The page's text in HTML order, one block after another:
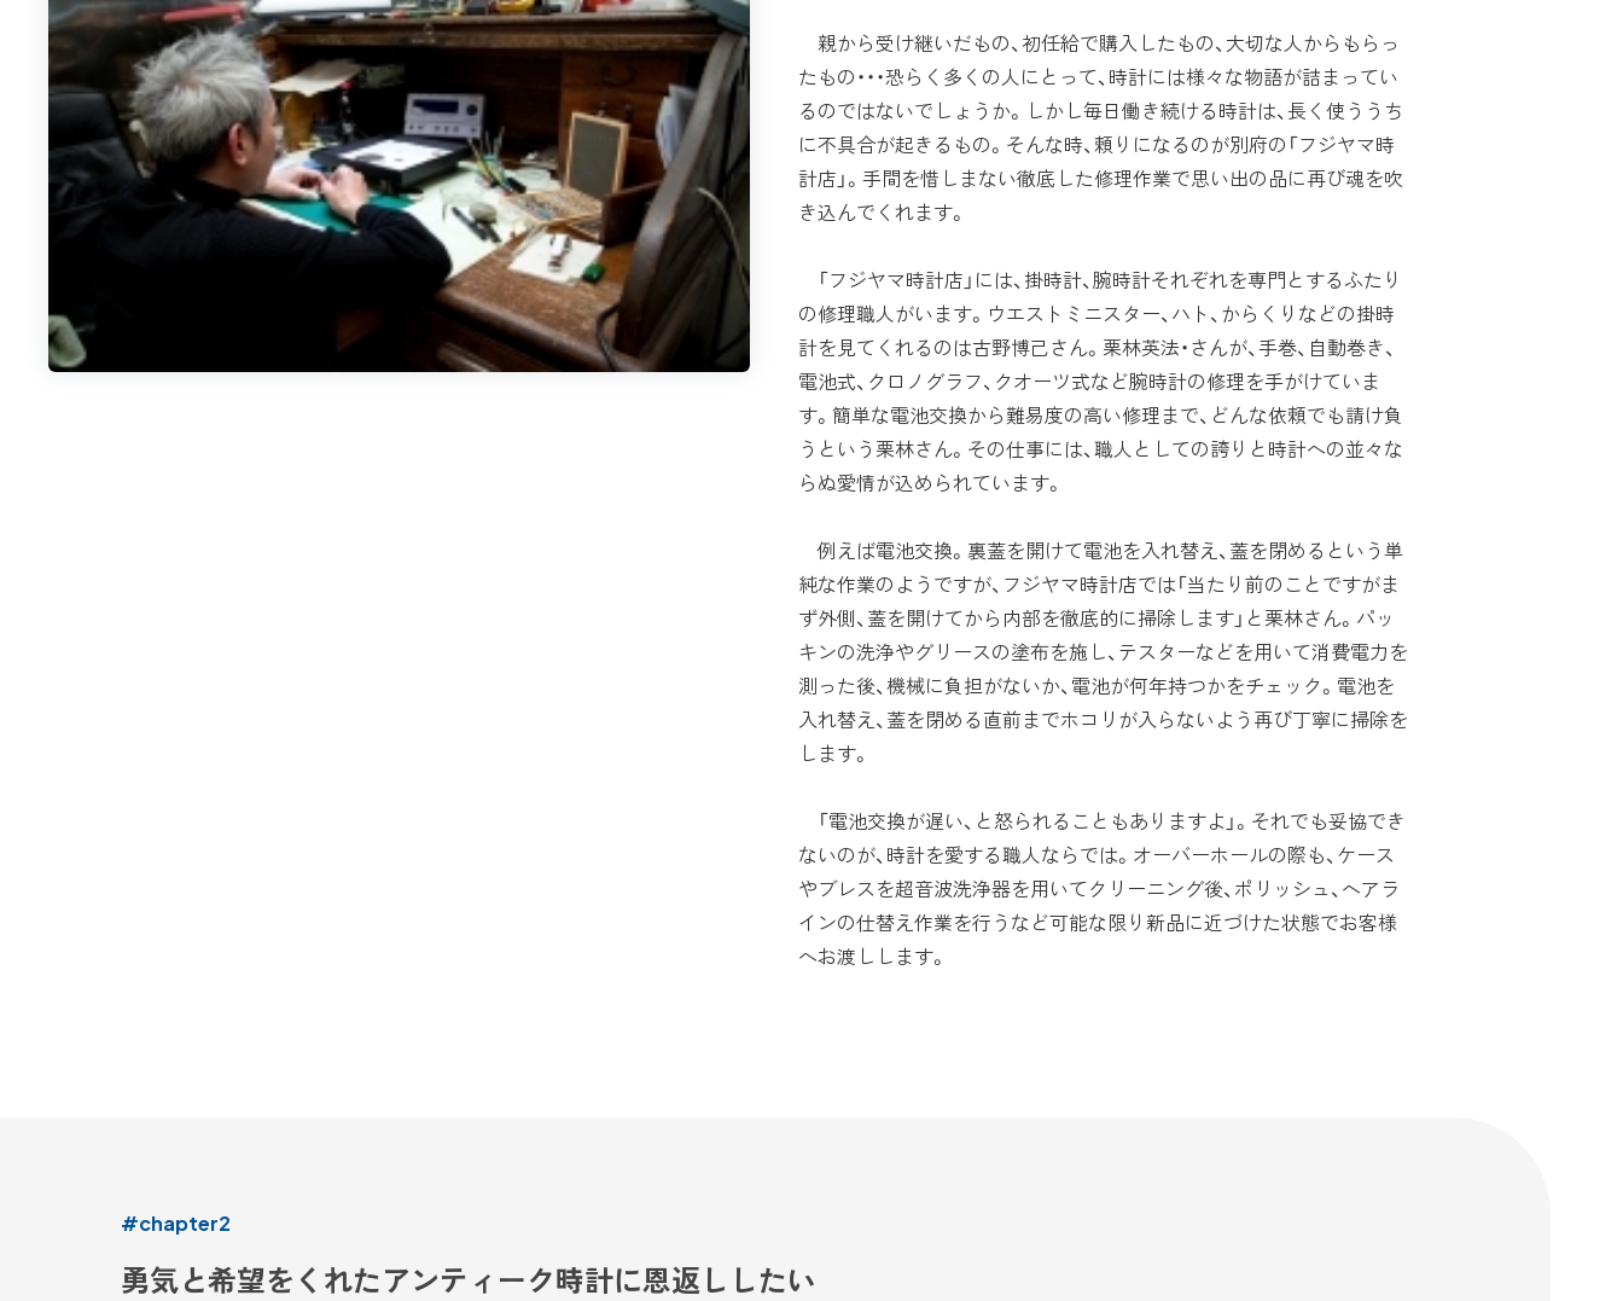
親から受け継いだもの、初任給で購入したもの、大切な人からもらっ
たもの・・・恐らく多くの人にとって、時計には様々な物語が詰まってい
るのではないでしょうか。しかし毎日働き続ける時計は、長く使ううち
に不具合が起きるもの。そんな時、頼りになるのが別府の「フジヤマ時
計店」。手間を惜しまない徹底した修理作業で思い出の品に再び魂を吹
き込んでくれます。
「フジヤマ時計店」には、掛時計、腕時計それぞれを専門とするふたり
の修理職人がいます。ウエストミニスター、ハト、からくりなどの掛時
計を見てくれるのは古野博己さん。栗林英法・さんが、手巻、自動巻き、
電池式、クロノグラフ、クオーツ式など腕時計の修理を手がけていま
す。簡単な電池交換から難易度の高い修理まで、どんな依頼でも請け負
うという栗林さん。その仕事には、職人としての誇りと時計への並々な
らぬ愛情が込められています。
例えば電池交換。裏蓋を開けて電池を入れ替え、蓋を閉めるという単
純な作業のようですが、フジヤマ時計店では「当たり前のことですがま
ず外側、蓋を開けてから内部を徹底的に掃除します」と栗林さん。パッ
キンの洗浄やグリースの塗布を施し、テスターなどを用いて消費電力を
測った後、機械に負担がないか、電池が何年持つかをチェック。電池を
入れ替え、蓋を閉める直前までホコリが入らないよう再び丁寧に掃除を
します。
「電池交換が遅い、と怒られることもありますよ」。それでも妥協でき
ないのが、時計を愛する職人ならでは。オーバーホールの際も、ケース
やブレスを超音波洗浄器を用いてクリーニング後、ポリッシュ、ヘアラ
インの仕替え作業を行うなど可能な限り新品に近づけた状態でお客様
へお渡しします。
#chapter2
勇気と希望をくれたアンティーク時計に恩返ししたい